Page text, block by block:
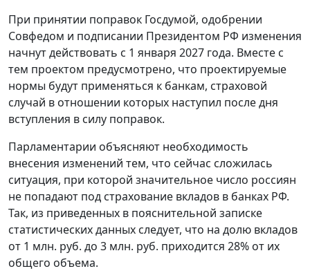
При принятии поправок Госдумой, одобрении
Совфедом и подписании Президентом РФ изменения
начнут действовать с 1 января 2027 года. Вместе с
тем проектом предусмотрено, что проектируемые
нормы будут применяться к банкам, страховой
случай в отношении которых наступил после дня
вступления в силу поправок.
Парламентарии объясняют необходимость
внесения изменений тем, что сейчас сложилась
ситуация, при которой значительное число россиян
не попадают под страхование вкладов в банках РФ.
Так, из приведенных в пояснительной записке
статистических данных следует, что на долю вкладов
от 1 млн. руб. до 3 млн. руб. приходится 28% от их
общего объема.